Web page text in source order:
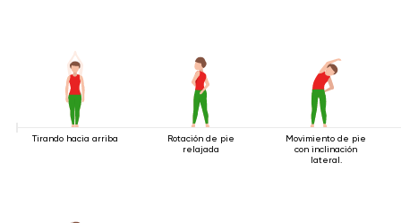
Tirando hacia arriba
Rotación de pie
relajada
Movimiento de pie
con inclinación
lateral.